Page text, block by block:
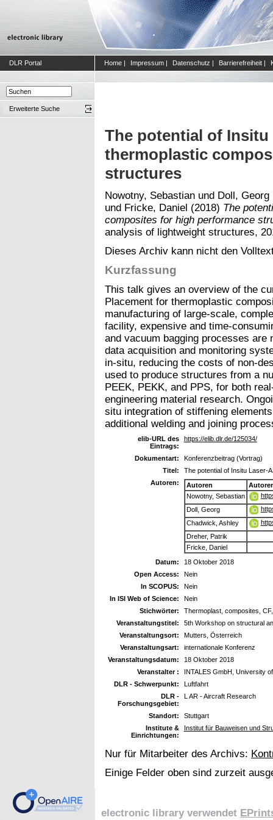
DLR Portal Home | Impressum | Datenschutz | Barrierefreiheit |
Erweiterte Suche
The potential of Insitu
thermoplastic
structures
Nowotny, Sebastian und Doll, Georg
und Fricke, Daniel (2018) The
composites for high performance
analysis of lightweight structures,
Dieses Archiv kann nicht den
Kurzfassung
This talk gives an overview of the
Placement for thermoplastic
manufacturing of large-scale,
facility, expensive and time-
and vacuum bagging processes
data acquisition and monitoring
in-situ, reducing the costs of non-
used to produce structures from a
PEEK, PEKK, and PPS, for both
engineering material research.
situ integration of stiffening
additional welding and joining
elib-URL des
Eintrags:
https://elib.dlr.de/125034/
Dokumentart:
Konferenzbeitrag (Vortrag)
Titel:
The potential of Insitu Laser-
Autoren:
Autoren
Nowotny, Sebastian
Doll, Georg
Chadwick, Ashley
Dreher, Patrik
Fricke, Daniel
Datum:
18 Oktober 2018
Open Access:
Nein
In SCOPUS:
Nein
In ISI Web of Science:
Nein
Stichwörter:
Thermoplast, composites,
Veranstaltungstitel:
5th Workshop on structural
Veranstaltungsort:
Mutters, Österreich
Veranstaltungsart:
internationale Konferenz
Veranstaltungsdatum:
18 Oktober 2018
Veranstalter :
INTALES GmbH, University
DLR - Schwerpunkt:
Luftfahrt
DLR -
Forschungsgebiet:
L AR - Aircraft Research
Standort:
Stuttgart
Institute &
Einrichtungen:
Institut für Bauweisen und
Nur für Mitarbeiter des Archivs:
Einige Felder oben sind zurzeit
electronic library verwendet